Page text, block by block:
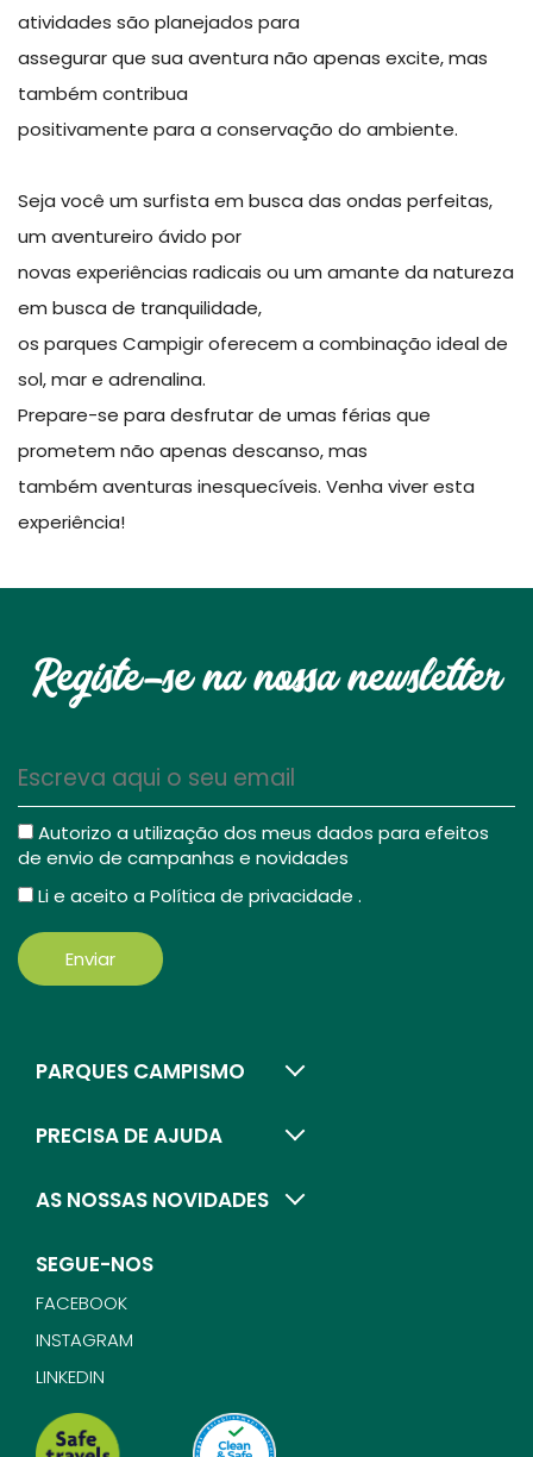
atividades são planejados para
assegurar que sua aventura não apenas excite, mas
também contribua
positivamente para a conservação do ambiente.
Seja você um surfista em busca das ondas perfeitas,
um aventureiro ávido por
novas experiências radicais ou um amante da natureza
em busca de tranquilidade,
os parques Campigir oferecem a combinação ideal de
sol, mar e adrenalina.
Prepare-se para desfrutar de umas férias que
prometem não apenas descanso, mas
também aventuras inesquecíveis. Venha viver esta
experiência!
Registe-se na nossa newsletter
Autorizo a utilização dos meus dados para efeitos
de envio de campanhas e novidades
Li e aceito aPolítica de privacidade .
Enviar
PARQUES CAMPISMO
PRECISA DE AJUDA
AS NOSSAS NOVIDADES
SEGUE-NOS
FACEBOOK
INSTAGRAM
LINKEDIN